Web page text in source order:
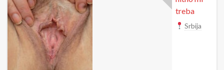
treba
Srbija